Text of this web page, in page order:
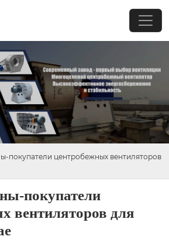
покупатели центробежных вентиляторов
покупатели
вентиляторов для